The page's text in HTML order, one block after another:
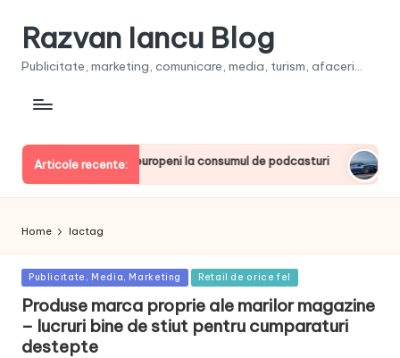
Razvan Iancu Blog
Publicitate, marketing, comunicare, media, turism, afaceri...
Articole recente:
printre liderii europeni la consumul de podcasturi
June
Home lactag
Posted
Publicitate, Media, Marketing Retail de orice fel
Produse marca proprie ale marilor magazine
– lucruri bine de stiut pentru cumparaturi
destepte